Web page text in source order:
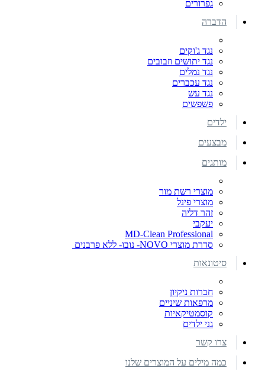
גפרורים
הדברה
נגד ג'וקים
נגד יתושים וזבובים
נגד נמלים
נגד עכברים
נגד עש
פשפשים
ילדים
מבצעים
מותגים
מוצרי רשת מור
מוצרי פינל
זהר דליה
יעקבי
MD-Clean Professional
סדרת מוצרי NOVO- נובו- ללא פרבנים
סיטונאות
חברות ניקיון
מרפאות שיניים
קוסמטיקאיות
גני ילדים
צרו קשר
כמה מילים על המוצרים שלנו